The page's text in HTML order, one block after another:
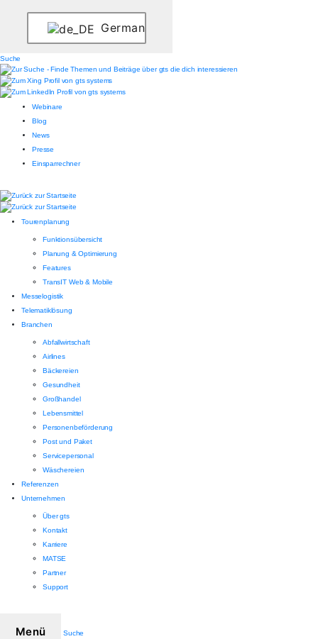
German
Suche
Webinare
Blog
News
Presse
Einsparrechner
Tourenplanung
Funktionsübersicht
Planung & Optimierung
Features
TransIT Web & Mobile
Messelogistik
Telematiklösung
Branchen
Abfallwirtschaft
Airlines
Bäckereien
Gesundheit
Großhandel
Lebensmittel
Personenbeförderung
Post und Paket
Servicepersonal
Wäschereien
Referenzen
Unternehmen
Über gts
Kontakt
Karriere
MATSE
Partner
Support
Menü Suche